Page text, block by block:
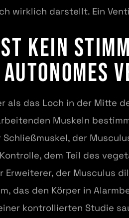
wirklich darstellt. Ein
kein
als das Loch in der Mitte
Muskeln
Schließmuskel, der
dem Teil des
Erweiterer, der Musculus
das den Körper in
kontrollierten Studie